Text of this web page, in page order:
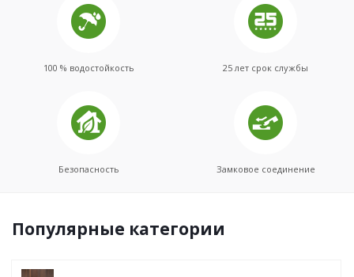
100 % водостойкость 25 лет срок службы
Безопасность Замковое соединение
Популярные категории